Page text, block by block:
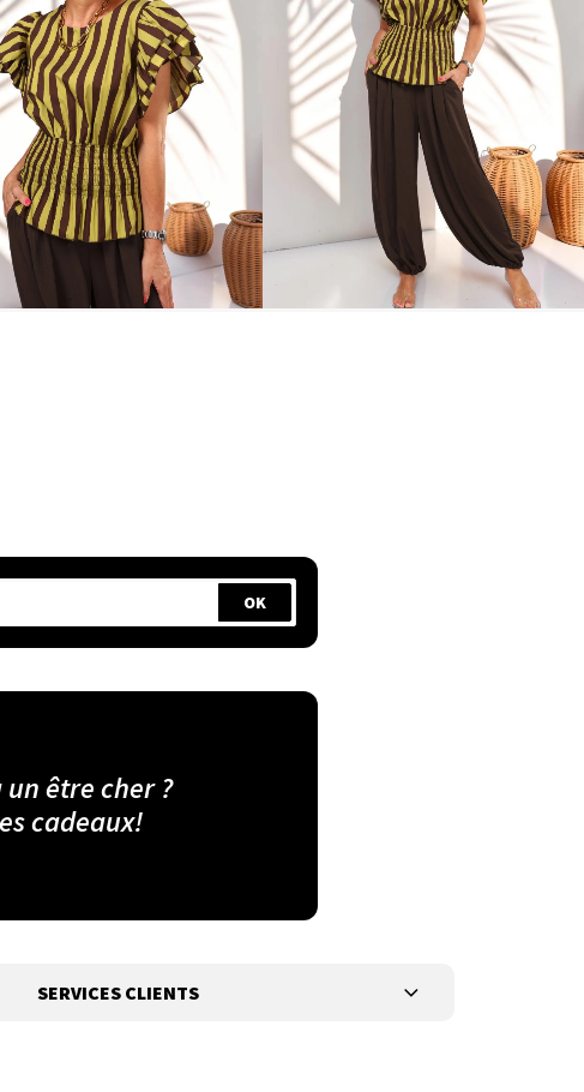
être cher ?
cadeaux!
SERVICES CLIENTS